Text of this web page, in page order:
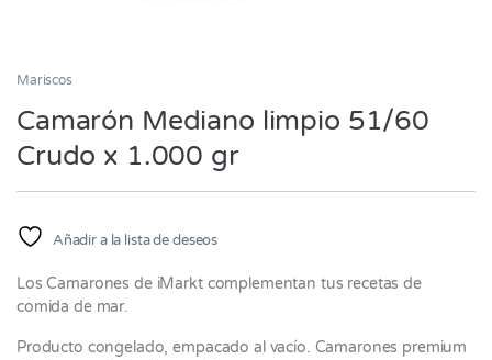
Mariscos
Camarón Mediano limpio 51/60
Crudo x 1.000 gr
Añadir a la lista de deseos
Los Camarones de iMarkt complementan tus recetas de
comida de mar.
Producto congelado, empacado al vacío. Camarones premium